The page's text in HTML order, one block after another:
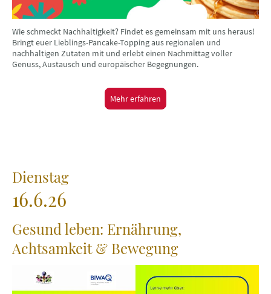
Wie schmeckt Nachhaltigkeit? Findet es gemeinsam mit uns heraus!
Bringt euer Lieblings-Pancake-Topping aus regionalen und
nachhaltigen Zutaten mit und erlebt einen Nachmittag voller
Genuss, Austausch und europäischer Begegnungen.
Mehr erfahren
Dienstag
16.6.26
Gesund leben: Ernährung,
Achtsamkeit & Bewegung